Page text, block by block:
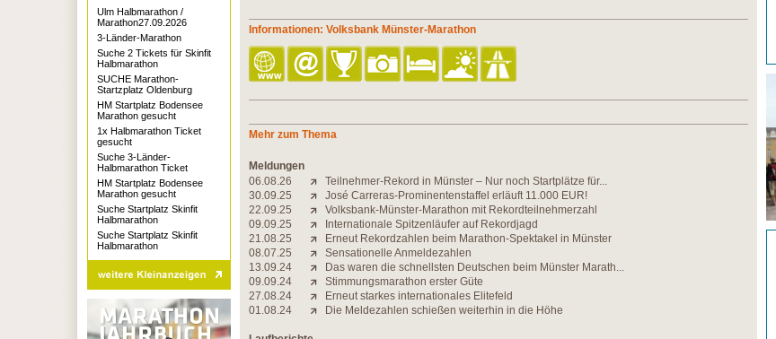
Informationen: Volksbank Münster-Marathon
Mehr zum Thema
Meldungen
06.08.26
Teilnehmer-Rekord in Münster – Nur noch Startplätze für...
30.09.25
José Carreras-Prominentenstaffel erläuft 11.000 EUR!
22.09.25
Volksbank-Münster-Marathon mit Rekordteilnehmerzahl
09.09.25
Internationale Spitzenläufer auf Rekordjagd
21.08.25
Erneut Rekordzahlen beim Marathon-Spektakel in Münster
08.07.25
Sensationelle Anmeldezahlen
13.09.24
Das waren die schnellsten Deutschen beim Münster Marath...
09.09.24
Stimmungsmarathon erster Güte
27.08.24
Erneut starkes internationales Elitefeld
01.08.24
Die Meldezahlen schießen weiterhin in die Höhe
Ulm Halbmarathon /
Marathon27.09.2026
3-Länder-Marathon
Suche 2 Tickets für Skinfit
Halbmarathon
SUCHE Marathon-
Startzplatz Oldenburg
HM Startplatz Bodensee
Marathon gesucht
1x Halbmarathon Ticket
gesucht
Suche 3-Länder-
Halbmarathon Ticket
HM Startplatz Bodensee
Marathon gesucht
Suche Startplatz Skinfit
Halbmarathon
Suche Startplatz Skinfit
Halbmarathon